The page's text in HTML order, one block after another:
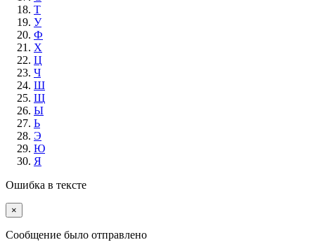
Т
У
Ф
Х
Ц
Ч
Ш
Щ
Ы
Ь
Э
Ю
Я
Ошибка в тексте
×
Cообщение было отправлено